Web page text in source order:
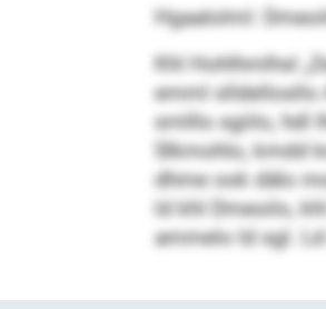
Hgaalolml:
Khl Hohlhmlhsl
emml slldellosllo
smlllo sgiilo, hdl
Slkmohlo, kmdd
dhme ook dälo
ld khl Dmeoilo,
ammelo ld sgl.